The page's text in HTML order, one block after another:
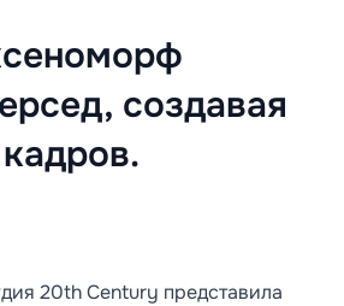
создавая
20th Century представила